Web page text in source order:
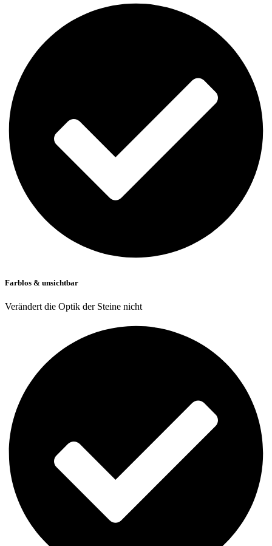
Farblos & unsichtbar
Verändert die Optik der Steine nicht